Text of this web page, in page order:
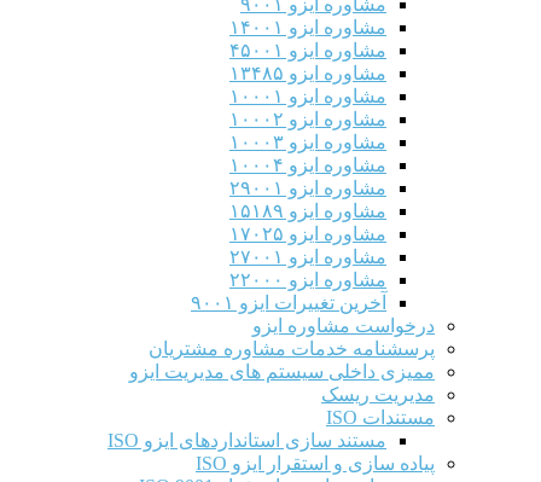
مشاوره ایزو ۱۴۰۰۱
مشاوره ایزو ۴۵۰۰۱
مشاوره ایزو ۱۳۴۸۵
مشاوره ایزو ۱۰۰۰۱
مشاوره ایزو ۱۰۰۰۲
مشاوره ایزو ۱۰۰۰۳
مشاوره ایزو ۱۰۰۰۴
مشاوره ایزو ۲۹۰۰۱
مشاوره ایزو ۱۵۱۸۹
مشاوره ایزو ۱۷۰۲۵
مشاوره ایزو ۲۷۰۰۱
مشاوره ایزو ۲۲۰۰۰
آخرین تغییرات ایزو ۹۰۰۱
درخواست مشاوره ایزو
پرسشنامه خدمات مشاوره مشتریان
ممیزی داخلی سیستم های مدیریت ایزو
مدیریت ریسک
مستندات ISO
مستند سازی استانداردهای ایزو ISO
پیاده سازی و استقرار ایزو ISO